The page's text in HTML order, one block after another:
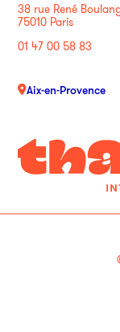
38 rue René
75010 Paris
01 47 00 58 83
Aix-en-Provence